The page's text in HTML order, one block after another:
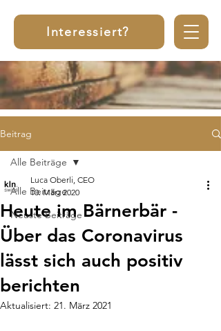
Interessiert?
Beitrag
Alle Beiträge
Neuste Beiträge
Alle Beiträge
Heute im Bärnerbär -
Über das Coronavirus
lässt sich auch positiv
berichten
Luca Oberli, CEO
10. März 2020
Aktualisiert: 21. März 2021